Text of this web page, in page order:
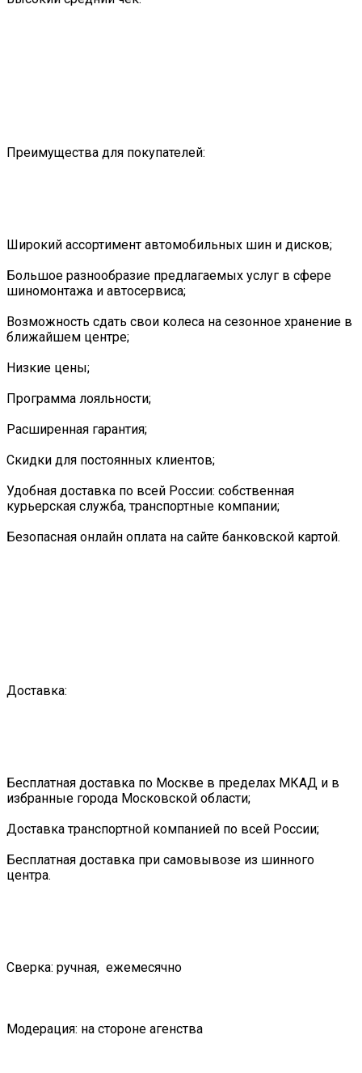
Преимущества для покупателей:
Широкий ассортимент автомобильных шин и дисков;
Большое разнообразие предлагаемых услуг в сфере
шиномонтажа и автосервиса;
Возможность сдать свои колеса на сезонное хранение в
ближайшем центре;
Низкие цены;
Программа лояльности;
Расширенная гарантия;
Скидки для постоянных клиентов;
Удобная доставка по всей России: собственная
курьерская служба, транспортные компании;
Безопасная онлайн оплата на сайте банковской картой.
Доставка:
Бесплатная доставка по Москве в пределах МКАД и в
избранные города Московской области;
Доставка транспортной компанией по всей России;
Бесплатная доставка при самовывозе из шинного
центра.
Сверка: ручная, ежемесячно
Модерация: на стороне агенства